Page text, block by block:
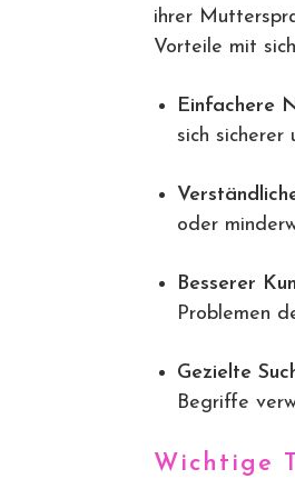
ihrer
Vorteile mit
Einfachere
sich sicherer
oder
Besserer
Problemen
Gezielte
Begriffe
Wichtige